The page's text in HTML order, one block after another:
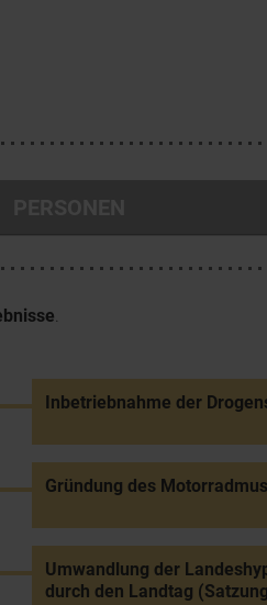
.
Inbetriebnahme der
Gründung des
Umwandlung der
durch den Landtag